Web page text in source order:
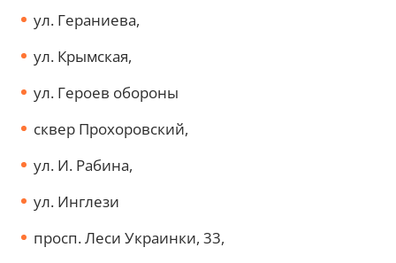
ул. Гераниева,
ул. Крымская,
ул. Героев обороны
сквер Прохоровский,
ул. И. Рабина,
ул. Инглези
просп. Леси Украинки, 33,